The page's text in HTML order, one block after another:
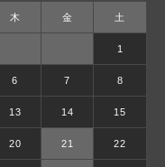
木 金 土
1
6 7 8
13 14 15
20 21 22